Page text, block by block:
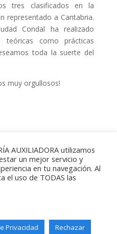
tres clasificados en la
representado a Cantabria.
Condal ha realizado
teóricas como prácticas
toda la suerte del
muy orgullosos!
- Paseo de
- Santander -
AUXILIADORA utilizamos
un mejor servicio y
en tu navegación. Al
el uso de TODAS las
Privacidad Rechazar